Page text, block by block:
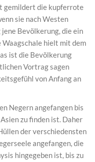
gemildert die kupferrote
sie nach Westen
Bevölkerung, die ein
hielt mit dem
ist die Bevölkerung
Vortrag sagen
von Anfang an
Negern angefangen bis
zu finden ist. Daher
der verschiedensten
angefangen, die
hingegeben ist, bis zu